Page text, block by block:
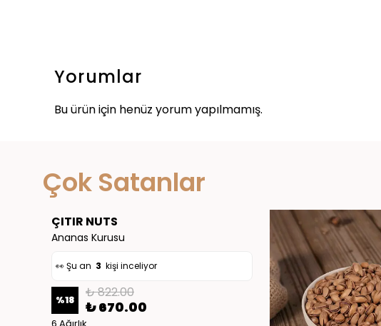
Yorumlar
Bu ürün için henüz yorum yapılmamış.
Çok Satanlar
ÇITIR NUTS
Ananas Kurusu
kişi inceliyor
🛒4kişi sepete ekledi
👀 Şu an3kişi inceliyor
%18 ₺ 822.00
₺ 670.00
👀 Şu an2kişi inceliyor